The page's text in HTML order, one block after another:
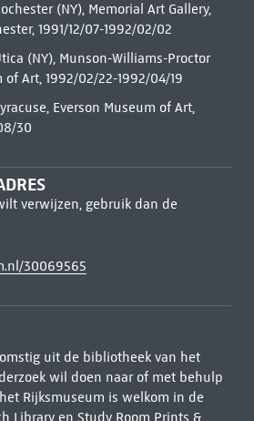
(NY), Memorial Art Gallery,
1991/12/07-1992/02/02
(NY), Munson-Williams-Proctor
Art, 1992/02/22-1992/04/19
Everson Museum of Art,
30
verwijzen, gebruik dan de
30069565
uit de bibliotheek van het
wil doen naar of met behulp
Rijksmuseum is welkom in de
Libraryen Study Room Prints &